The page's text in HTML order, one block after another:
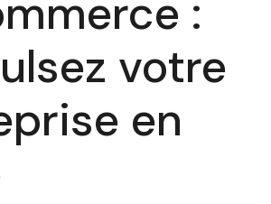
:
votre
en